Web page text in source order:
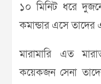
১০ মিনিট ধরে
কমান্ডার এসে তাদের
মারামারি এত
কয়েকজন সেনা